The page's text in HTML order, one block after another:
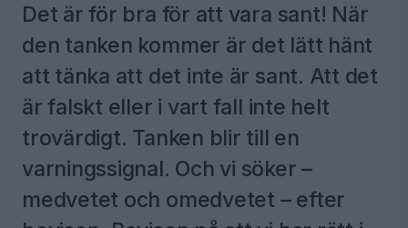
Det är för bra för att vara sant! När
den tanken kommer är det lätt hänt
att tänka att det inte är sant. Att det
är falskt eller i vart fall inte helt
trovärdigt. Tanken blir till en
varningssignal. Och vi söker –
medvetet och omedvetet – efter